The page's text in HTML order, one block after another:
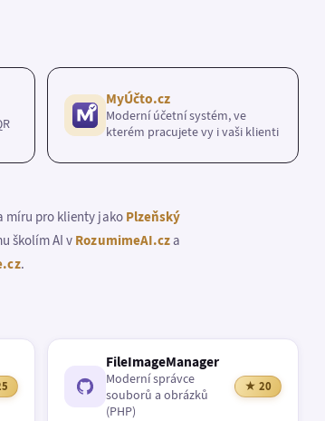
MyÚčto.cz
Moderní účetní systém, ve
kterém pracujete vy i vaši klienti
míru pro klienty jako Plzeňský
školím AI vRozumimeAI.cza
.
FileImageManager
Moderní správce
souborů a obrázků
(PHP)
★ 20